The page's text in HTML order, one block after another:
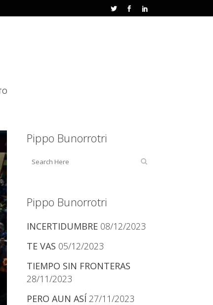
Pippo Bunorrotri
Pippo Bunorrotri
INCERTIDUMBRE 08/12/2023
TE VAS 05/12/2023
TIEMPO SIN FRONTERAS
28/11/2023
PERO AUN ASÍ 27/11/2023